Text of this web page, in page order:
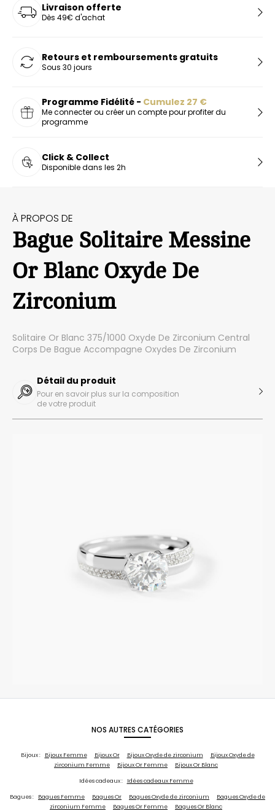
Livraison offerte
Dès 49€ d'achat
Retours et remboursements gratuits
Sous 30 jours
Programme Fidélité - Cumulez 27 €
Me connecter ou créer un compte pour profiter du
programme
Click & Collect
Disponible dans les 2h
À PROPOS DE
Bague Solitaire Messine
Or Blanc Oxyde De
Zirconium
Solitaire Or Blanc 375/1000 Oxyde De Zirconium Central
Corps De Bague Accompagne Oxydes De Zirconium
Détail du produit
Pour en savoir plus sur la composition
de votre produit
NOS AUTRES CATÉGORIES
Bijoux : Bijoux Femme Bijoux Or Bijoux Oxyde de zirconium
Bijoux Oxyde de
zirconium Femme
Bijoux Or Femme Bijoux Or Blanc
Idées cadeaux : Idées cadeaux Femme
Bagues : Bagues Femme Bagues Or Bagues Oxyde de zirconium
Bagues Oxyde de
zirconium Femme
Bagues Or Femme Bagues Or Blanc